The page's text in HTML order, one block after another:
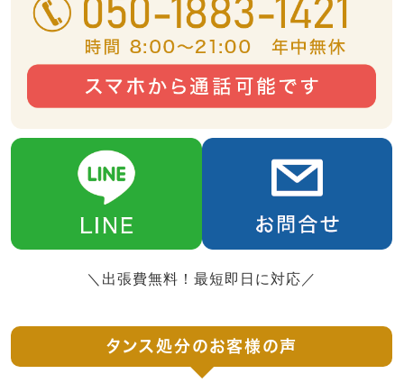
＼出張費無料！最短即日に対応／
タンス処分のお客様の声